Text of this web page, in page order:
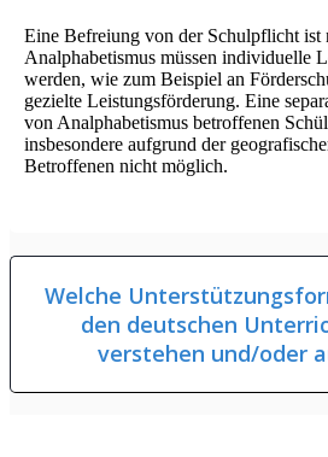
Eine Befreiung von der Schulpflicht ist
Analphabetismus müssen individuelle
werden, wie zum Beispiel an
gezielte Leistungsförderung. Eine
von Analphabetismus betroffenen
insbesondere aufgrund der
Betroffenen nicht möglich.
Welche
den deutschen
verstehen und/oder